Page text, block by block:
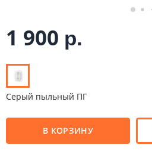
1 900 р.
Серый пыльный ПГ
В КОРЗИНУ